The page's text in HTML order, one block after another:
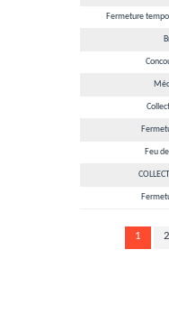
Fermeture
Feu
1 2